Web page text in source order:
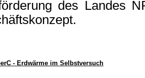
des Landes
- Erdwärme im Selbstversuch